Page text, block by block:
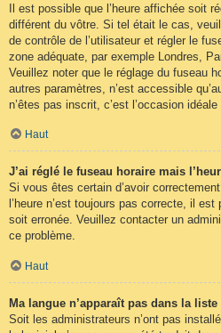
Il est possible que l’heure affichée soit
différent du vôtre. Si tel était le cas,
de contrôle de l’utilisateur et régler le
zone adéquate, par exemple Londres,
Veuillez noter que le réglage du fuseau
autres paramètres, n’est accessible
n’êtes pas inscrit, c’est l’occasion idéale
Haut
J’ai réglé le fuseau horaire mais
Si vous êtes certain d’avoir
l’heure n’est toujours pas correcte, il
soit erronée. Veuillez contacter un
ce problème.
Haut
Ma langue n’apparaît pas dans la liste
Soit les administrateurs n’ont pas